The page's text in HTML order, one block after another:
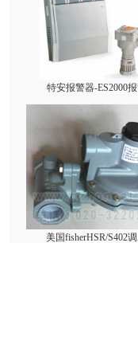
特安报警器-ES2000报
美国fisherHSR/S402调